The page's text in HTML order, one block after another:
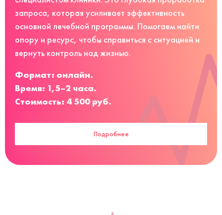
запроса, которая усиливает эффективность
основной лечебной программы. Помогаем найти
опору и ресурс, чтобы справиться с ситуацией и
вернуть контроль над жизнью.
Формат: онлайн.
Время: 1,5–2 часа.
Стоимость: 4 500 руб.
Подробнее